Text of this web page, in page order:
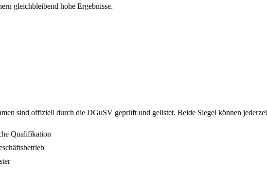
gleichbleibend hohe Ergebnisse.
sind offiziell durch die DGuSV geprüft und gelistet. Beide Siegel können
Qualifikation